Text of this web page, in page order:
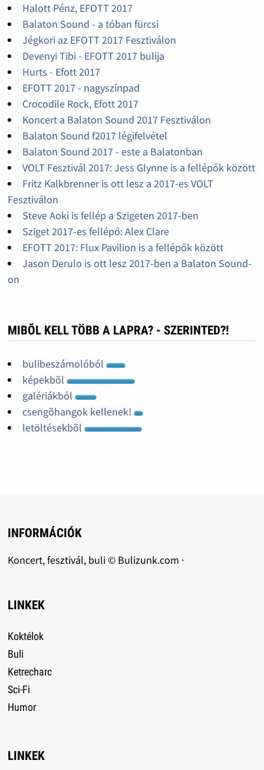
Halott Pénz, EFOTT 2017
Balaton Sound - a tóban fürcsi
Jégkori az EFOTT 2017 Fesztiválon
Devenyi Tibi - EFOTT 2017 bulija
Hurts - Efott 2017
EFOTT 2017 - nagyszínpad
Crocodile Rock, Efott 2017
Koncert a Balaton Sound 2017 Fesztiválon
Balaton Sound f2017 légifelvétel
Balaton Sound 2017 - este a Balatonban
VOLT Fesztivál 2017: Jess Glynne is a fellépők között
Fritz Kalkbrenner is ott lesz a 2017-es VOLT
Fesztiválon
Steve Aoki is fellép a Szigeten 2017-ben
Sziget 2017-es fellépő: Alex Clare
EFOTT 2017: Flux Pavilion is a fellépők között
Jason Derulo is ott lesz 2017-ben a Balaton Sound-
on
MIBÕL KELL TÖBB A LAPRA? - SZERINTED?!
bulibeszámolóból
képekbõl
galériákból
csengõhangok kellenek!
letöltésekbõl
INFORMÁCIÓK
Koncert, fesztivál, buli © Bulizunk.com ·
LINKEK
Koktélok
Buli
Ketrecharc
Sci-Fi
Humor
LINKEK